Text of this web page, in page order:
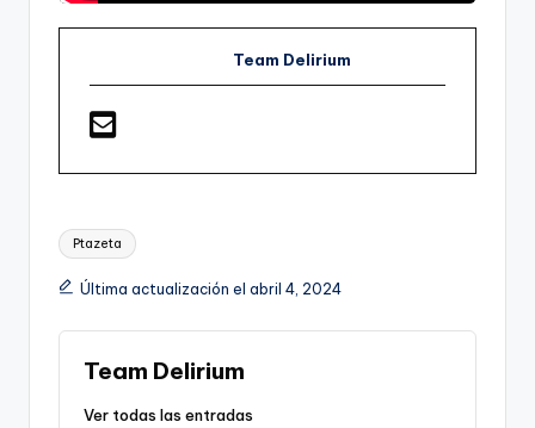
Team Delirium
Etiquetas:
Ptazeta
Última actualización el abril 4, 2024
Team Delirium
Ver todas las entradas